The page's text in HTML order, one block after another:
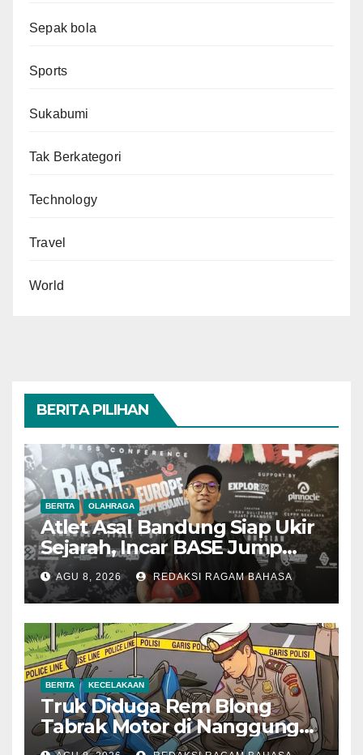
Sepak bola
Sports
Sukabumi
Tak Berkategori
Technology
Travel
World
BERITA PILIHAN
BERITA OLAHRAGA
Atlet Asal Bandung Siap Ukir
Sejarah, Incar BASE Jump
dari Eiger Mushroom Swiss
AGU 8, 2026 REDAKSI RAGAM BAHASA
BERITA KECELAKAAN
Truk Diduga Rem Blong
Tabrak Motor di Nanggung
Bogor, Dua Orang Tewas